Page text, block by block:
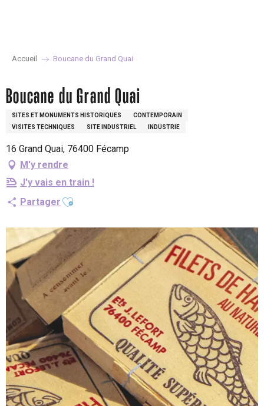
Accueil Boucane du Grand Quai
Boucane du Grand Quai
SITES ET MONUMENTS HISTORIQUES
CONTEMPORAIN
VISITES TECHNIQUES
SITE INDUSTRIEL INDUSTRIE
16 Grand Quai, 76400 Fécamp
M'y rendre
J'y vais en train !
Partager Ajouter aux favoris